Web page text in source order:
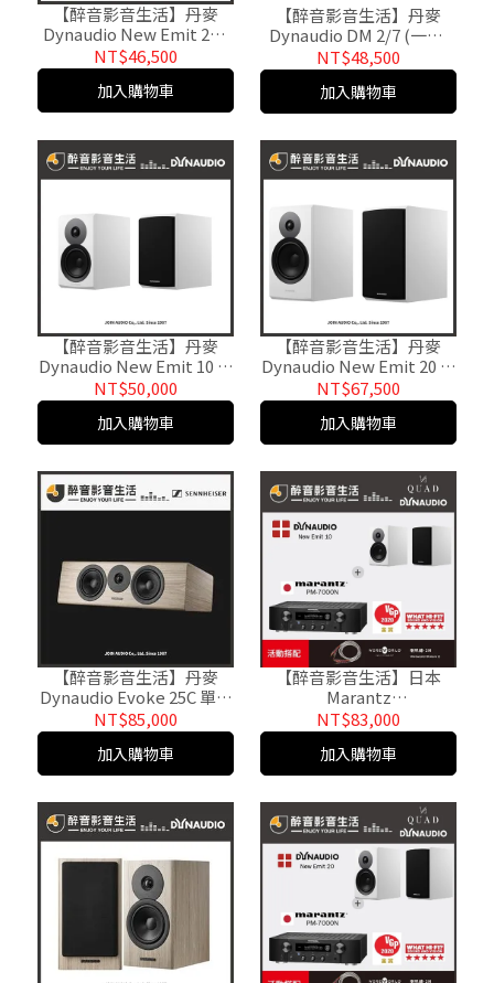
【醉音影音生活】丹麥
Dynaudio New Emit 25C
中置喇叭/揚聲器.台灣公司
貨
NT$46,500
加入購物車
【醉音影音生活】丹麥
Dynaudio DM 2/7 (一對)
二音路.書架型喇叭.揚聲器.
台灣公司貨
NT$48,500
加入購物車
【醉音影音生活】丹麥
Dynaudio New Emit 10 書
架型喇叭/揚聲器.台灣公司
貨
NT$50,000
加入購物車
【醉音影音生活】丹麥
Dynaudio New Emit 20 書
架型喇叭/揚聲器.台灣公司
貨
NT$67,500
加入購物車
【醉音影音生活】丹麥
Dynaudio Evoke 25C 單支
(多色) 中置喇叭.2.5音路2
單體.公司貨
NT$85,000
加入購物車
【醉音影音生活】日本
Marantz
PM7000N+Dynaudio
New Emit 10 兩聲道/二聲
道優惠組合
NT$83,000
加入購物車